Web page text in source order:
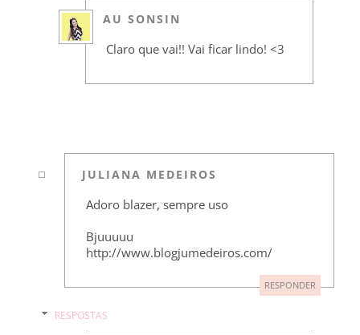
AU SONSIN
Claro que vai!! Vai ficar lindo! <3
JULIANA MEDEIROS
Adoro blazer, sempre uso
Bjuuuuu
http://www.blogjumedeiros.com/
RESPONDER
RESPOSTAS